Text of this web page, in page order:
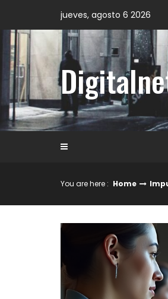
content
jueves, agosto 6 2026
You are here : Home